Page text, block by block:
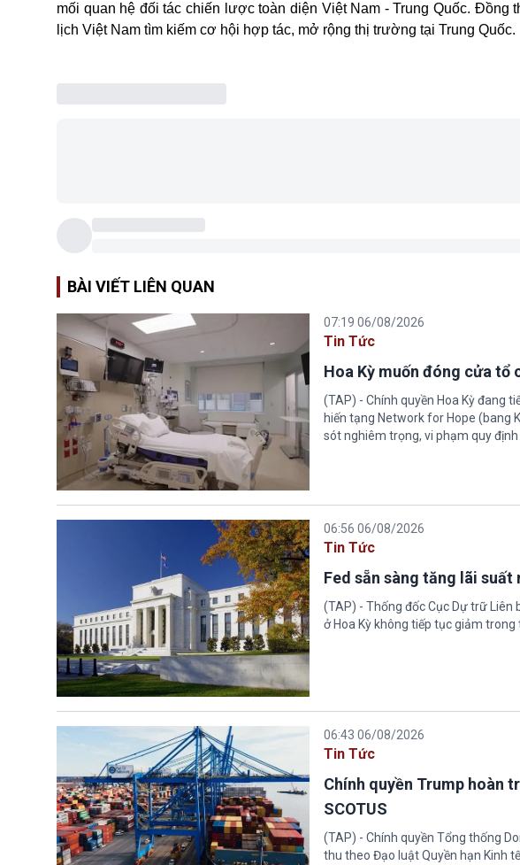
mối quan hệ đối tác chiến lược toàn diện Việt Nam - Trung Quốc. Đồng
lịch Việt Nam tìm kiếm cơ hội hợp tác, mở rộng thị trường tại Trung Quốc.
BÀI VIẾT LIÊN QUAN
07:19 06/08/2026
Tin Tức
Hoa Kỳ muốn đóng cửa tổ
(TAP) - Chính quyền Hoa Kỳ đang
hiến tạng Network for Hope (bang
sót nghiêm trọng, vi phạm quy định
06:56 06/08/2026
Tin Tức
Fed sẵn sàng tăng lãi
(TAP) - Thống đốc Cục Dự trữ Liên
ở Hoa Kỳ không tiếp tục giảm trong
06:43 06/08/2026
Tin Tức
Chính quyền Trump hoàn
SCOTUS
(TAP) - Chính quyền Tổng thống
thu theo Đạo luật Quyền hạn Kinh